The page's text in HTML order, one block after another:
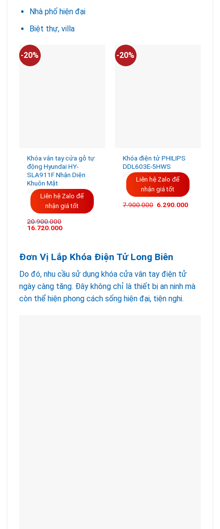
Nhà phố hiện đại
Biệt thự, villa
-20%
Khóa vân tay cửa gỗ tự
động Hyundai HY-
SLA911F Nhận Diện
Khuôn Mặt
Liên hệ Zalo để
nhận giá tốt
20.900.000
16.720.000
-20%
Khóa điện tử PHILIPS
DDL603E-5HWS
Liên hệ Zalo để
nhận giá tốt
7.900.000 Giá
6.290.000Giá
Đơn Vị Lắp Khóa Điện Tử Long Biên
Do đó, nhu cầu sử dụng khóa cửa vân tay điện tử
ngày càng tăng. Đây không chỉ là thiết bị an ninh mà
còn thể hiện phong cách sống hiện đại, tiện nghi.